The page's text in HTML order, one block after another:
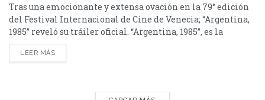
Tras una emocionante y extensa ovación en la 79° edición
del Festival Internacional de Cine de Venecia; “Argentina,
1985” reveló su tráiler oficial. “Argentina, 1985”, es la
película nacional que competirá en los Premios Oscars y
Premios Goya. Tras una emocionante y extensa ovación en
LEER MÁS